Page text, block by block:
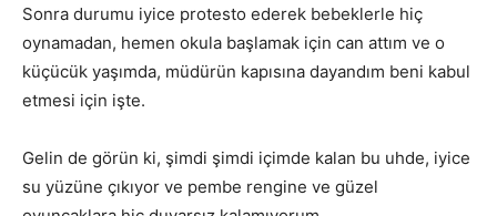
Sonra durumu iyice protesto ederek bebeklerle hiç
oynamadan, hemen okula başlamak için can attım ve o
küçücük yaşımda, müdürün kapısına dayandım beni kabul
etmesi için işte.
Gelin de görün ki, şimdi şimdi içimde kalan bu uhde, iyice
su yüzüne çıkıyor ve pembe rengine ve güzel